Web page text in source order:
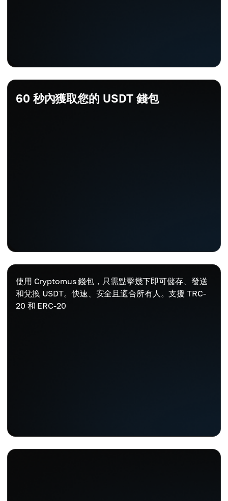
60 秒內獲取您的 USDT 錢包
使用 Cryptomus 錢包，只需點擊幾下即可儲存、發送
和兌換 USDT。快速、安全且適合所有人。支援 TRC-
20 和 ERC-20